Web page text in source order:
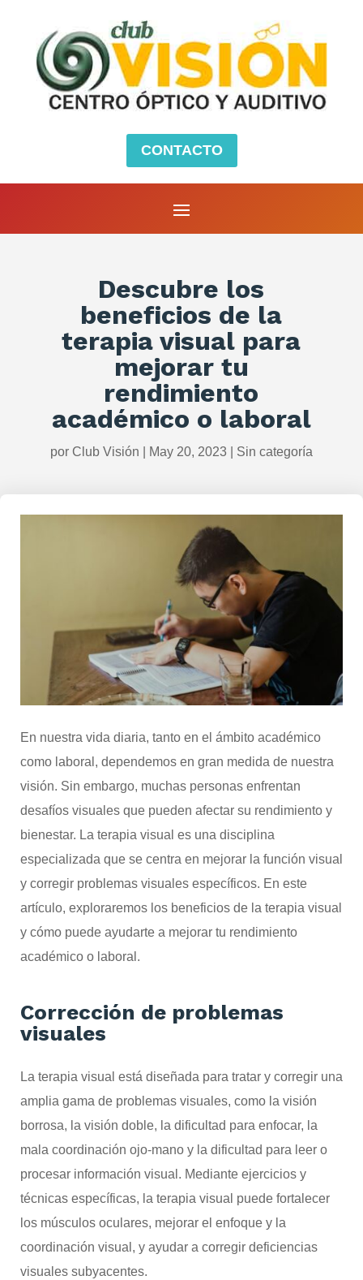
CONTACTO
Descubre los
beneficios de la
terapia visual para
mejorar tu
rendimiento
académico o laboral
por Club Visión May 20, 2023 Sin categoría
En nuestra vida diaria, tanto en el ámbito académico
como laboral, dependemos en gran medida de nuestra
visión. Sin embargo, muchas personas enfrentan
desafíos visuales que pueden afectar su rendimiento y
bienestar. La terapia visual es una disciplina
especializada que se centra en mejorar la función visual
y corregir problemas visuales específicos. En este
artículo, exploraremos los beneficios de la terapia visual
y cómo puede ayudarte a mejorar tu rendimiento
académico o laboral.
Corrección de problemas
visuales
La terapia visual está diseñada para tratar y corregir una
amplia gama de problemas visuales, como la visión
borrosa, la visión doble, la dificultad para enfocar, la
mala coordinación ojo-mano y la dificultad para leer o
procesar información visual. Mediante ejercicios y
técnicas específicas, la terapia visual puede fortalecer
los músculos oculares, mejorar el enfoque y la
coordinación visual, y ayudar a corregir deficiencias
visuales subyacentes.